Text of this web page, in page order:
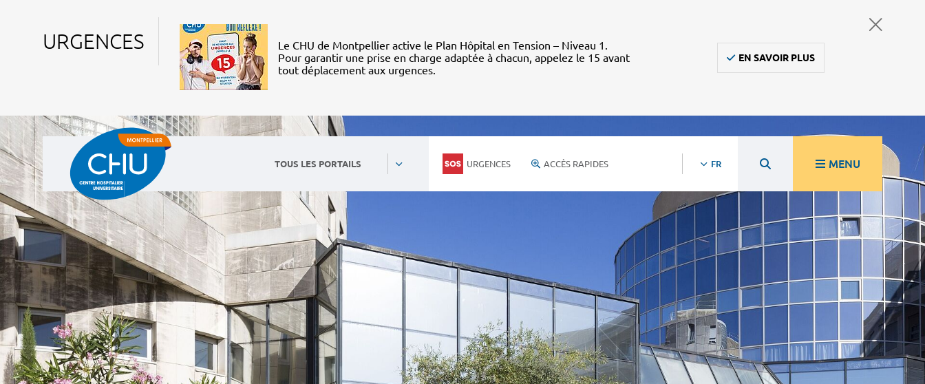
URGENCES
Le CHU de Montpellier active le Plan Hôpital en Tension – Niveau 1.
Pour garantir une prise en charge adaptée à chacun, appelez le 15 avant
tout déplacement aux urgences.
EN SAVOIR PLUS
TOUS LES PORTAILS URGENCES ACCÈS RAPIDES FR MENU